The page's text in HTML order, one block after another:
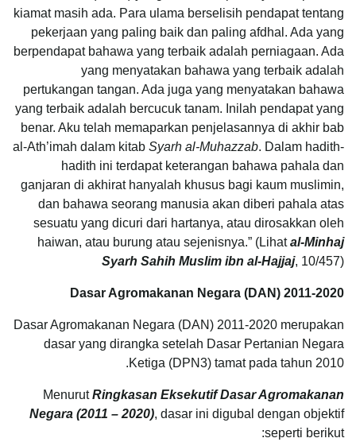
kiamat masih ada. Para ulama berselisih pendapat tentang
pekerjaan yang paling baik dan paling afdhal. Ada yang
berpendapat bahawa yang terbaik adalah perniagaan. Ada
yang menyatakan bahawa yang terbaik adalah
pertukangan tangan. Ada juga yang menyatakan bahawa
yang terbaik adalah bercucuk tanam. Inilah pendapat yang
benar. Aku telah memaparkan penjelasannya di akhir bab
al-Ath’imah dalam kitab Syarh al-Muhazzab. Dalam hadith-
hadith ini terdapat keterangan bahawa pahala dan
ganjaran di akhirat hanyalah khusus bagi kaum muslimin,
dan bahawa seorang manusia akan diberi pahala atas
sesuatu yang dicuri dari hartanya, atau dirosakkan oleh
haiwan, atau burung atau sejenisnya.” (Lihatal-Minhaj
Syarh Sahih Muslim ibn al-Hajjaj, 10/457)
Dasar Agromakanan Negara (DAN) 2011-2020
Dasar Agromakanan Negara (DAN) 2011-2020 merupakan
dasar yang dirangka setelah Dasar Pertanian Negara
Ketiga (DPN3) tamat pada tahun 2010.
MenurutRingkasan Eksekutif Dasar Agromakanan
Negara (2011 – 2020), dasar ini digubal dengan objektif
seperti berikut: